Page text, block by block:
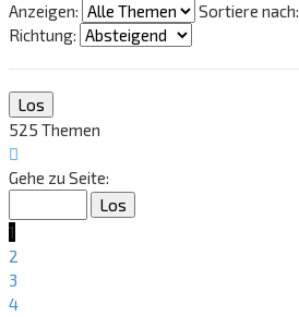
Anzeigen:
Sortiere nach:
Richtung:
525 Themen
1
21
Gehe zu Seite:
1
2
3
4